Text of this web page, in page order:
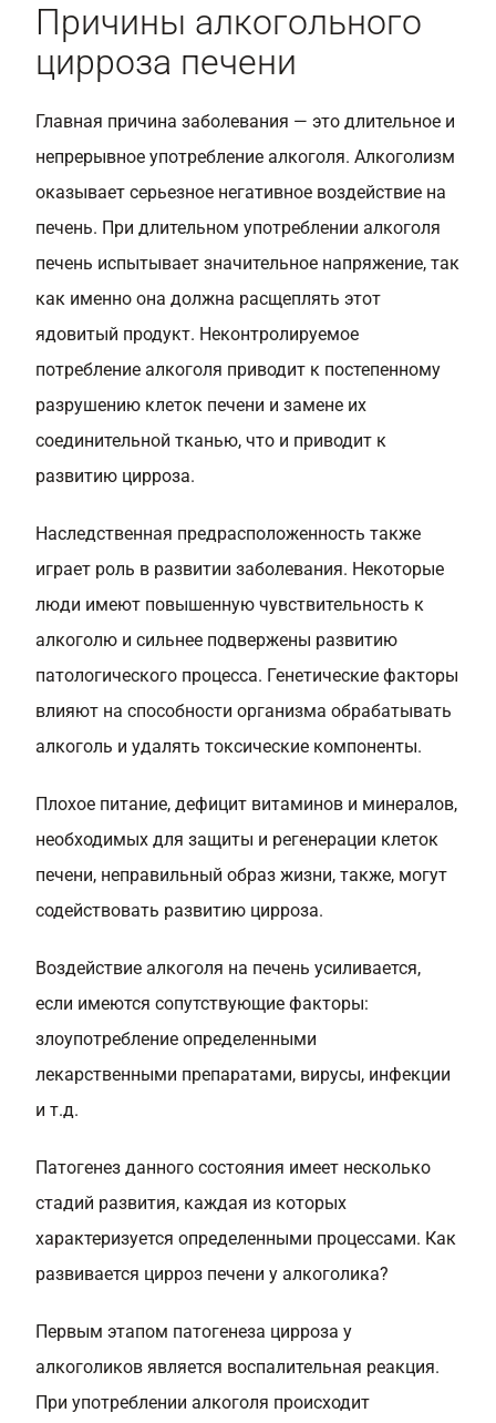
Причины алкогольного
цирроза печени
Главная причина заболевания — это длительное и
непрерывное употребление алкоголя. Алкоголизм
оказывает серьезное негативное воздействие на
печень. При длительном употреблении алкоголя
печень испытывает значительное напряжение, так
как именно она должна расщеплять этот
ядовитый продукт. Неконтролируемое
потребление алкоголя приводит к постепенному
разрушению клеток печени и замене их
соединительной тканью, что и приводит к
развитию цирроза.
Наследственная предрасположенность также
играет роль в развитии заболевания. Некоторые
люди имеют повышенную чувствительность к
алкоголю и сильнее подвержены развитию
патологического процесса. Генетические факторы
влияют на способности организма обрабатывать
алкоголь и удалять токсические компоненты.
Плохое питание, дефицит витаминов и минералов,
необходимых для защиты и регенерации клеток
печени, неправильный образ жизни, также, могут
содействовать развитию цирроза.
Воздействие алкоголя на печень усиливается,
если имеются сопутствующие факторы:
злоупотребление определенными
лекарственными препаратами, вирусы, инфекции
и т.д.
Патогенез данного состояния имеет несколько
стадий развития, каждая из которых
характеризуется определенными процессами. Как
развивается цирроз печени у алкоголика?
Первым этапом патогенеза цирроза у
алкоголиков является воспалительная реакция.
При употреблении алкоголя происходит